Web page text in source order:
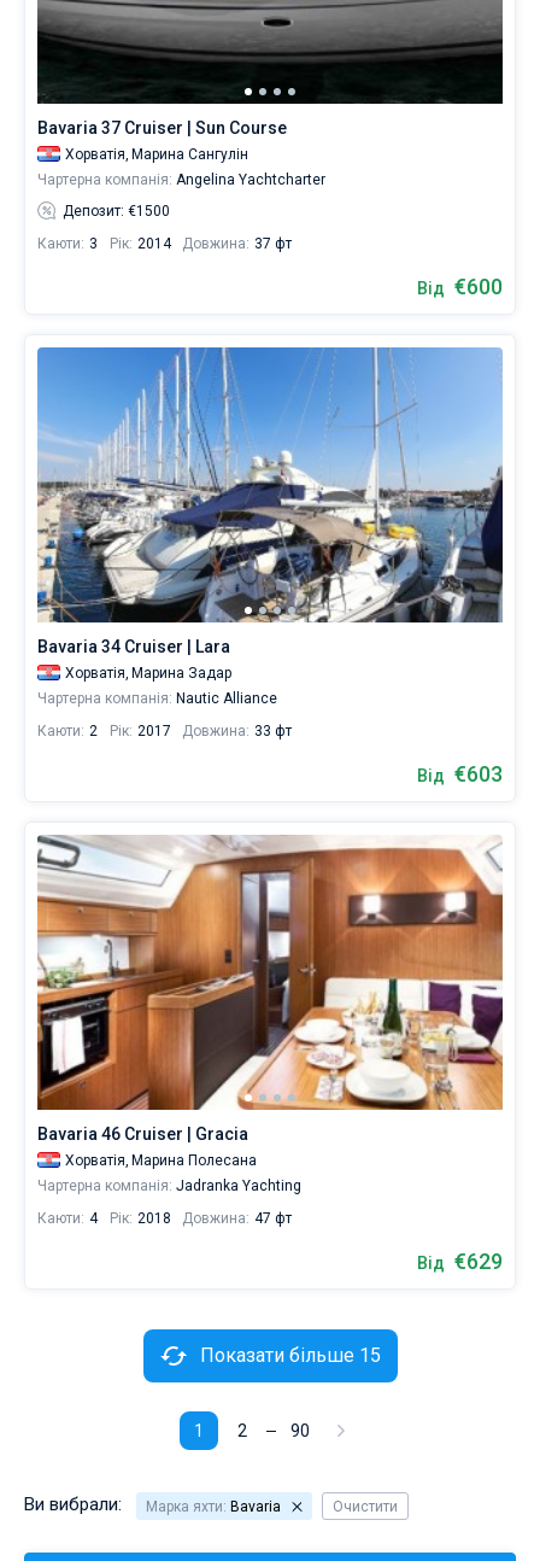
Bavaria 37 Cruiser | Sun Course
Хорватія, Марина Сангулін
Чартерна компанія: Angelina Yachtcharter
Депозит: €1500
Каюти: 3 Рік: 2014 Довжина: 37 фт
Від €600
Bavaria 34 Cruiser | Lara
Хорватія, Марина Задар
Чартерна компанія: Nautic Alliance
Каюти: 2 Рік: 2017 Довжина: 33 фт
Від €603
Bavaria 46 Cruiser | Gracia
Хорватія, Марина Полесана
Чартерна компанія: Jadranka Yachting
Каюти: 4 Рік: 2018 Довжина: 47 фт
Від €629
1 2 90
Показати більше 15
Ви вибрали: Марка яхти: Bavaria Очистити